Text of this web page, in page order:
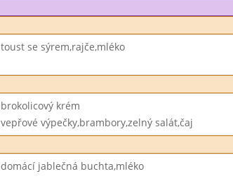
toust se sýrem,rajče,mléko
brokolicový krém
vepřové výpečky,brambory,zelný salát,čaj
domácí jablečná buchta,mléko